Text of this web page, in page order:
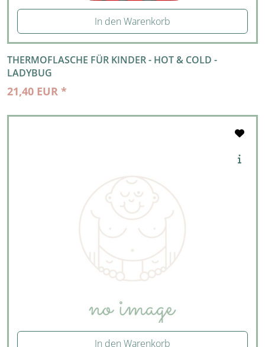
In den Warenkorb
THERMOFLASCHE FÜR KINDER - HOT & COLD -
LADYBUG
21,40 EUR *
In den Warenkorb